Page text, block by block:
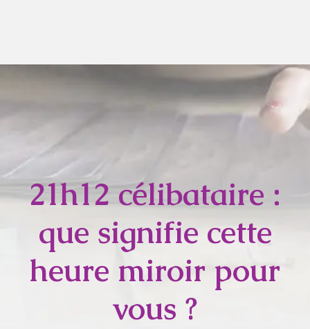
21h12 célibataire :
que signifie cette
heure miroir pour
vous ?